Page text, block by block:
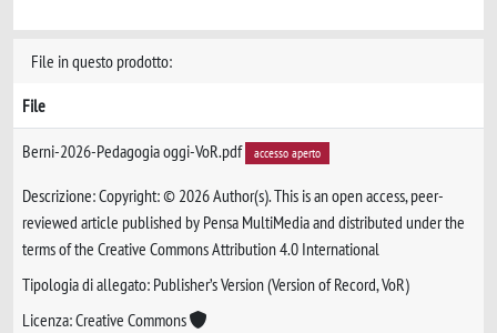
File in questo prodotto:
File
Berni-2026-Pedagogia oggi-VoR.pdf accesso aperto
Descrizione: Copyright: © 2026 Author(s). This is an open access, peer-
reviewed article published by Pensa MultiMedia and distributed under the
terms of the Creative Commons Attribution 4.0 International
Tipologia di allegato: Publisher’s Version (Version of Record, VoR)
Licenza: Creative Commons